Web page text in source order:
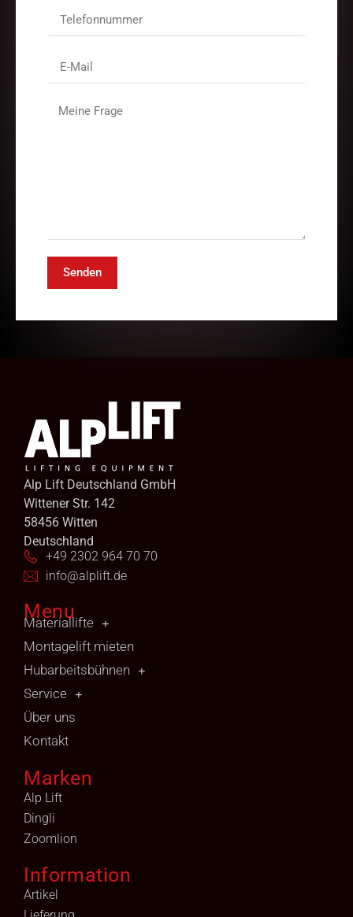
Senden
Alp Lift Deutschland GmbH
Wittener Str. 142
58456 Witten
Deutschland
+49 2302 964 70 70
info@alplift.de
Menu
Materiallifte
Montagelift mieten
Hubarbeitsbühnen
Service
Über uns
Kontakt
Marken
Alp Lift
Dingli
Zoomlion
Information
Artikel